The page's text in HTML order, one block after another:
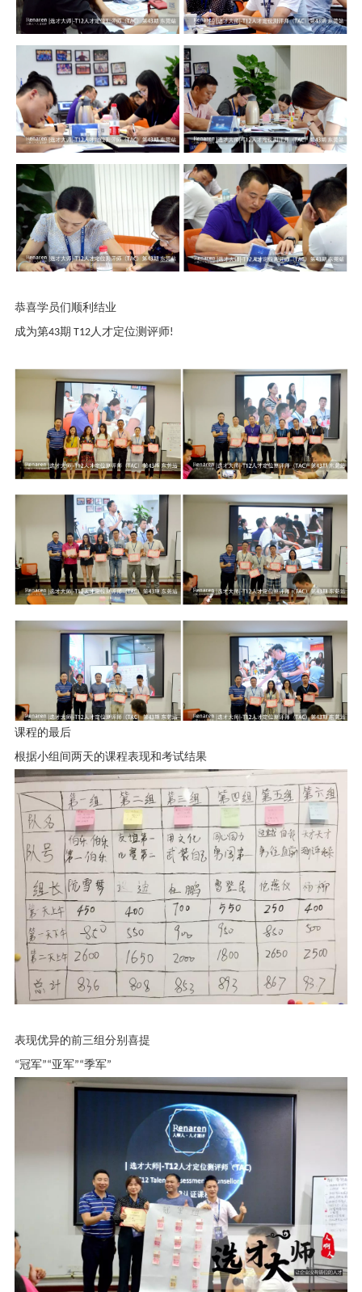
恭喜学员们顺利结业
成为第43期 T12人才定位测评师!
课程的最后
根据小组间两天的课程表现和考试结果
表现优异的前三组分别喜提
“冠军”“亚军”“季军”